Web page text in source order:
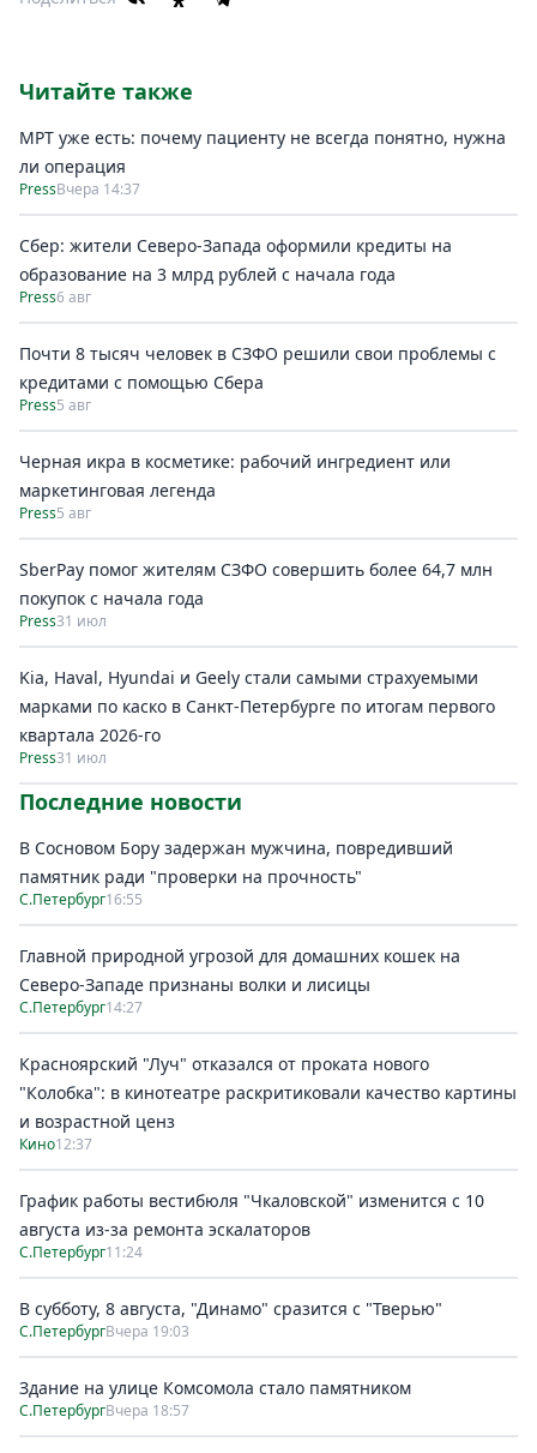
Читайте также
МРТ уже есть: почему пациенту не всегда понятно, нужна
ли операция
PressВчера 14:37
Сбер: жители Северо-Запада оформили кредиты на
образование на 3 млрд рублей с начала года
Press6 авг
Почти 8 тысяч человек в СЗФО решили свои проблемы с
кредитами с помощью Сбера
Press5 авг
Черная икра в косметике: рабочий ингредиент или
маркетинговая легенда
Press5 авг
SberPay помог жителям СЗФО совершить более 64,7 млн
покупок c начала года
Press31 июл
Kia, Haval, Hyundai и Geely стали самыми страхуемыми
марками по каско в Санкт-Петербурге по итогам первого
квартала 2026-го
Press31 июл
Последние новости
В Сосновом Бору задержан мужчина, повредивший
памятник ради "проверки на прочность"
С.Петербург16:55
Главной природной угрозой для домашних кошек на
Северо-Западе признаны волки и лисицы
С.Петербург14:27
Красноярский "Луч" отказался от проката нового
"Колобка": в кинотеатре раскритиковали качество картины
и возрастной ценз
Кино12:37
График работы вестибюля "Чкаловской" изменится с 10
августа из-за ремонта эскалаторов
С.Петербург11:24
В субботу, 8 августа, "Динамо" сразится с "Тверью"
С.ПетербургВчера 19:03
Здание на улице Комсомола стало памятником
С.ПетербургВчера 18:57